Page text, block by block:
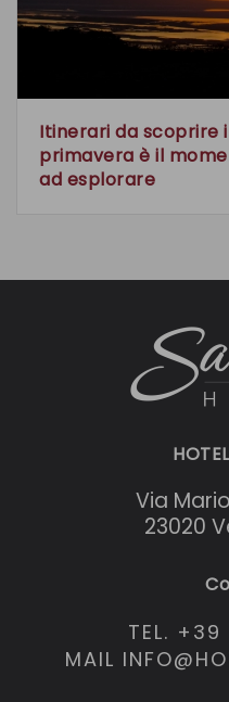
Itinerari da scoprire
primavera è il
ad esplorare
Via
23020
TEL.
MAIL